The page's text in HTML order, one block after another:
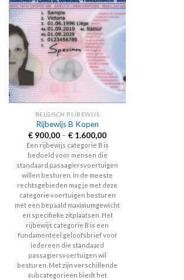
multiple
variants.
The
options
may
be
chosen
the
product
page
BELGISCH RIJBEWIJS
Rijbewijs B Kopen
€ 900,00 – € 1.600,00Price
range:
€ 900,00
through
€ 1.600,00
Een rijbewijs categorie B is
bedoeld voor mensen die
standaard passagiersvoertuigen
willen besturen. In de meeste
rechtsgebieden mag je met deze
categorie voertuigen besturen
met een bepaald maximumgewicht
en specifieke zitplaatsen. Het
rijbewijs categorie B is een
fundamenteel geloofsbrief voor
iedereen die standaard
passagiersvoertuigen wil
besturen. Met zijn verschillende
subcategorieën biedt het